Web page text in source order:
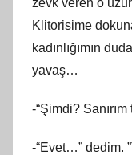
Klitorisime
kadınlığımın
yavaş…
-“Şimdi?
-“Evet…” dedim.